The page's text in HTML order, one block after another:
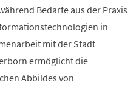
Bedarfe aus der Praxis
in
mit der Stadt
ermöglicht die
Abbildes von